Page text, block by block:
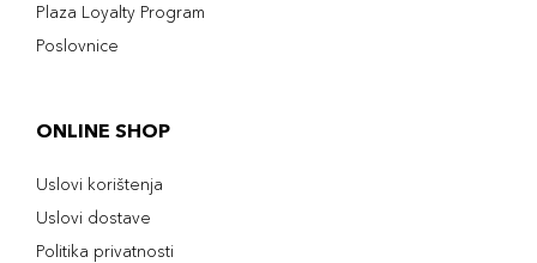
Plaza Loyalty Program
Poslovnice
ONLINE SHOP
Uslovi korištenja
Uslovi dostave
Politika privatnosti